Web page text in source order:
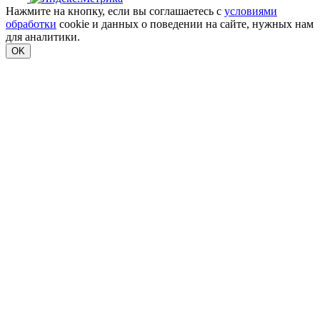
Нажмите на кнопку, если вы соглашаетесь с условиями
обработки cookie и данных о поведении на сайте, нужных нам
для аналитики.
OK